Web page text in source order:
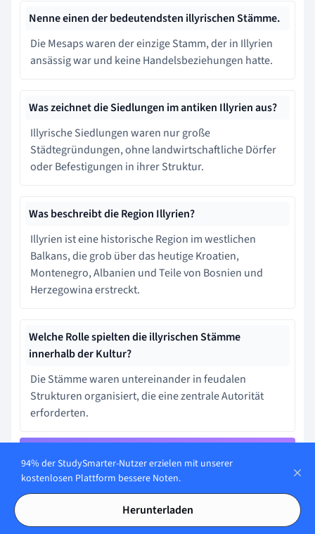
Nenne einen der bedeutendsten illyrischen Stämme.
Die Mesaps waren der einzige Stamm, der in Illyrien
ansässig war und keine Handelsbeziehungen hatte.
Was zeichnet die Siedlungen im antiken Illyrien aus?
Illyrische Siedlungen waren nur große
Städtegründungen, ohne landwirtschaftliche Dörfer
oder Befestigungen in ihrer Struktur.
Was beschreibt die Region Illyrien?
Illyrien ist eine historische Region im westlichen
Balkans, die grob über das heutige Kroatien,
Montenegro, Albanien und Teile von Bosnien und
Herzegowina erstreckt.
Welche Rolle spielten die illyrischen Stämme
innerhalb der Kultur?
Die Stämme waren untereinander in feudalen
Strukturen organisiert, die eine zentrale Autorität
erforderten.
Lerne schneller mit den 12
Karteikarten zu Illyrien
94% der StudySmarter-Nutzer erzielen mit unserer
kostenlosen Plattform bessere Noten.
Herunterladen